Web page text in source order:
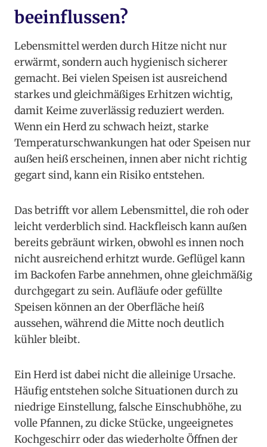
beeinflussen?
Lebensmittel werden durch Hitze nicht nur
erwärmt, sondern auch hygienisch sicherer
gemacht. Bei vielen Speisen ist ausreichend
starkes und gleichmäßiges Erhitzen wichtig,
damit Keime zuverlässig reduziert werden.
Wenn ein Herd zu schwach heizt, starke
Temperaturschwankungen hat oder Speisen nur
außen heiß erscheinen, innen aber nicht richtig
gegart sind, kann ein Risiko entstehen.
Das betrifft vor allem Lebensmittel, die roh oder
leicht verderblich sind. Hackfleisch kann außen
bereits gebräunt wirken, obwohl es innen noch
nicht ausreichend erhitzt wurde. Geflügel kann
im Backofen Farbe annehmen, ohne gleichmäßig
durchgegart zu sein. Aufläufe oder gefüllte
Speisen können an der Oberfläche heiß
aussehen, während die Mitte noch deutlich
kühler bleibt.
Ein Herd ist dabei nicht die alleinige Ursache.
Häufig entstehen solche Situationen durch zu
niedrige Einstellung, falsche Einschubhöhe, zu
volle Pfannen, zu dicke Stücke, ungeeignetes
Kochgeschirr oder das wiederholte Öffnen der